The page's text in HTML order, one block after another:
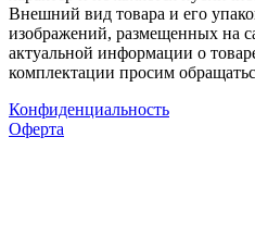
Внешний вид товара и его
изображений, размещенных на
актуальной информации о
комплектации просим
Конфиденциальность
Оферта